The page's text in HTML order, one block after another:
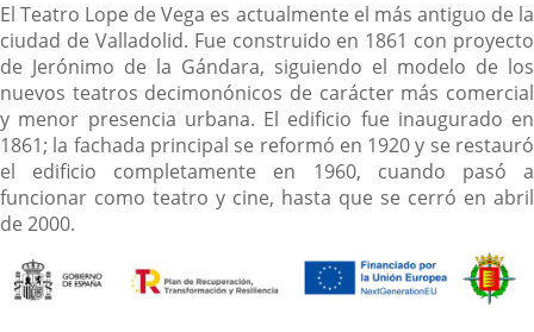
El Teatro Lope de Vega es actualmente el más antiguo de la
ciudad de Valladolid. Fue construido en 1861 con proyecto
de Jerónimo de la Gándara, siguiendo el modelo de los
nuevos teatros decimonónicos de carácter más comercial
y menor presencia urbana. El edificio fue inaugurado en
1861; la fachada principal se reformó en 1920 y se restauró
el edificio completamente en 1960, cuando pasó a
funcionar como teatro y cine, hasta que se cerró en abril
de 2000.